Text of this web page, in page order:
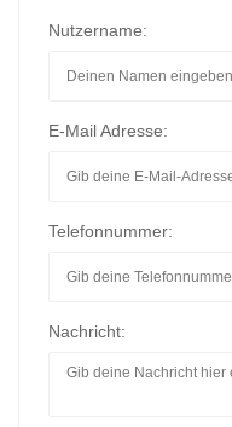
Nutzername:
E-Mail Adresse:
Telefonnummer:
Nachricht: